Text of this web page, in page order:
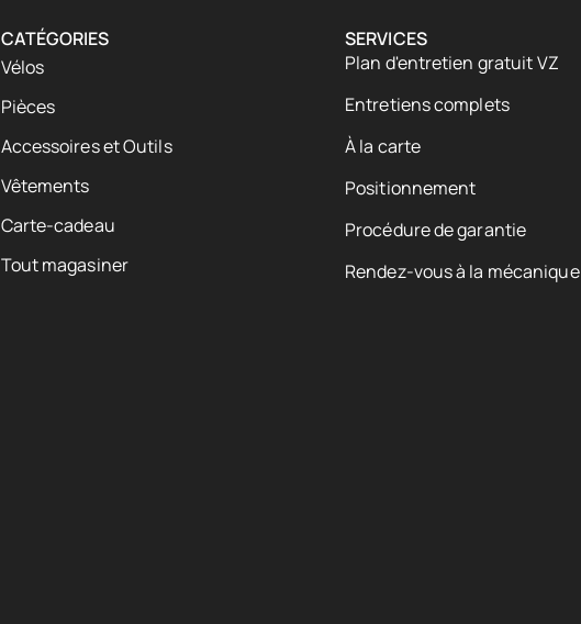
CATÉGORIES
Vélos
Pièces
Accessoires et Outils
Vêtements
Carte-cadeau
Tout magasiner
SERVICES
Plan d'entretien gratuit VZ
Entretiens complets
À la carte
Positionnement
Procédure de garantie
Rendez-vous à la mécanique